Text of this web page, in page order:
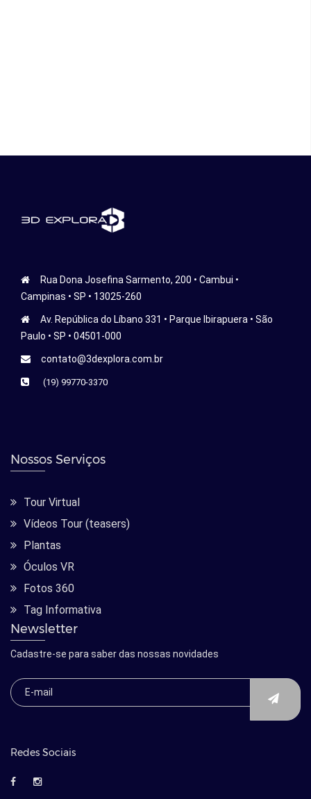
Rua Dona Josefina Sarmento, 200 • Cambui •
Campinas • SP • 13025-260
Av. República do Líbano 331 • Parque Ibirapuera • São
Paulo • SP • 04501-000
contato@3dexplora.com.br
(19) 99770-3370
Nossos Serviços
Tour Virtual
Vídeos Tour (teasers)
Plantas
Óculos VR
Fotos 360
Tag Informativa
Newsletter
Cadastre-se para saber das nossas novidades
Redes Sociais